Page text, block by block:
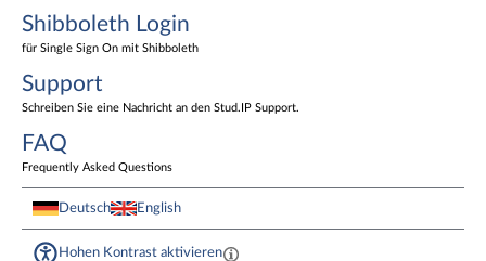
Shibboleth Login
für Single Sign On mit Shibboleth
Support
Schreiben Sie eine Nachricht an den Stud.IP Support.
FAQ
Frequently Asked Questions
Deutsch English
Hohen Kontrast aktivieren